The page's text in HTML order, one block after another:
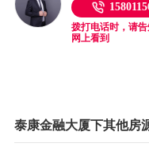
拨打电话时，请
网上看到
泰康金融大厦下其他房